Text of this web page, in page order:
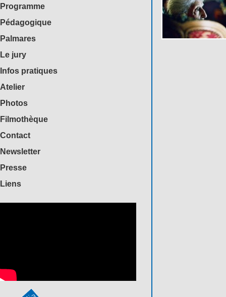
Programme
Pédagogique
Palmares
Le jury
Infos pratiques
Atelier
Photos
Filmothèque
Contact
Newsletter
Presse
Liens